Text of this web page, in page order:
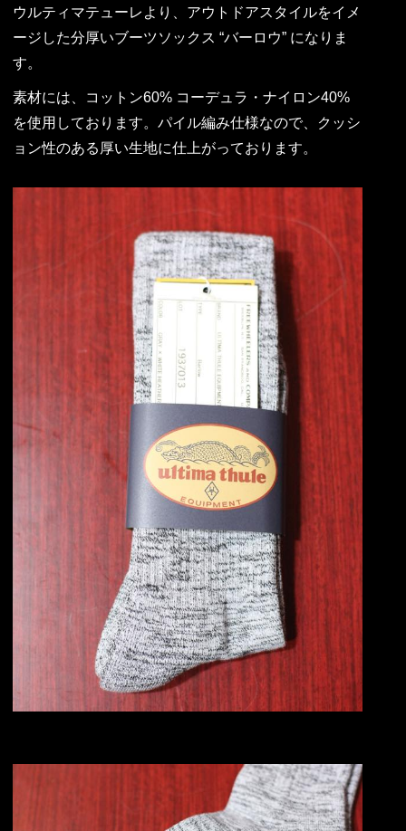
ウルティマテューレより、アウトドアスタイルをイメ
ージした分厚いブーツソックス “バーロウ” になりま
す。
素材には、コットン60% コーデュラ・ナイロン40%
を使用しております。パイル編み仕様なので、クッシ
ョン性のある厚い生地に仕上がっております。